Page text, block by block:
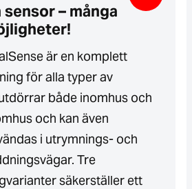
sensor – många
är en komplett
för alla typer av
både inomhus och
och kan även
i utrymnings- och
Tre
säkerställer ett